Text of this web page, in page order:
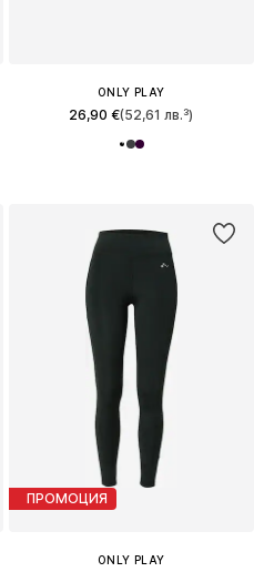
ONLY PLAY
26,90 €(52,61 лв.³)
ПРОМОЦИЯ
ONLY PLAY